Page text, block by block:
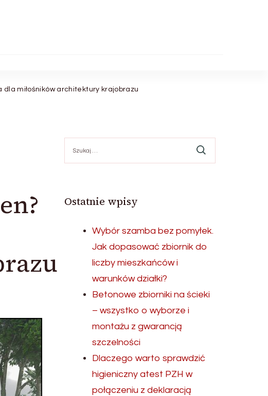
miłośników architektury krajobrazu
Ostatnie wpisy
Wybór szamba bez pomyłek.
Jak dopasować zbiornik do
liczby mieszkańców i
warunków działki?
Betonowe zbiorniki na ścieki
– wszystko o wyborze i
montażu z gwarancją
szczelności
Dlaczego warto sprawdzić
higieniczny atest PZH w
połączeniu z deklaracją